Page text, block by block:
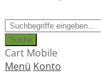
Suche
Cart Mobile
Menü Konto